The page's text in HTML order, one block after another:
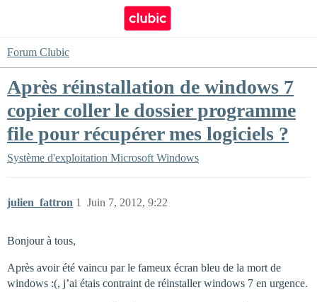
Forum Clubic
Après réinstallation de windows 7
copier coller le dossier programme
file pour récupérer mes logiciels ?
Système d'exploitation Microsoft Windows
julien_fattron Juin 7, 2012, 9:22
1
Bonjour à tous,
Après avoir été vaincu par le fameux écran bleu de la mort de
windows :(, j’ai étais contraint de réinstaller windows 7 en urgence.